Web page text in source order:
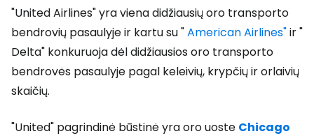
"United Airlines" yra viena didžiausių oro transporto
bendrovių pasaulyje ir kartu su "American Airlines"ir "
Delta" konkuruoja dėl didžiausios oro transporto
bendrovės pasaulyje pagal keleivių, krypčių ir orlaivių
skaičių.
"United" pagrindinė būstinė yra oro uoste Chicago